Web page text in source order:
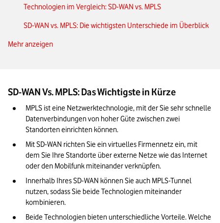
Technologien im Vergleich: SD-WAN vs. MPLS
SD-WAN vs. MPLS: Die wichtigsten Unterschiede im Überblick
Entscheidungshilfe: Welche Lösung passt zu Ihrem
Mehr anzeigen
SD-WAN Vs. MPLS: Das Wichtigste in Kürze
MPLS ist eine Netzwerktechnologie, mit der Sie sehr schnelle
Datenverbindungen von hoher Güte zwischen zwei
Mit SD-WAN richten Sie ein virtuelles Firmennetz ein, mit
dem Sie Ihre Standorte über externe Netze wie das Internet
Innerhalb Ihres SD-WAN können Sie auch MPLS-Tunnel
nutzen, sodass Sie beide Technologien miteinander
Beide Technologien bieten unterschiedliche Vorteile. Welche